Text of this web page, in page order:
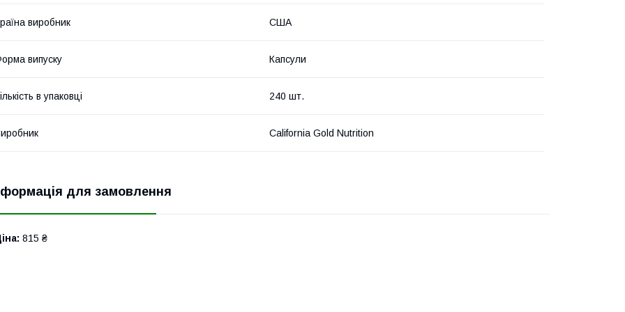
виробник США
випуску Капсули
в упаковці 240 шт.
California Gold Nutrition
для замовлення
815 ₴